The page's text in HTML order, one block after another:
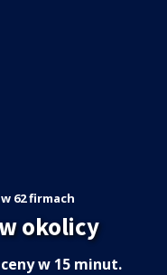
w 62 firmach
okolicy
w 15 minut.